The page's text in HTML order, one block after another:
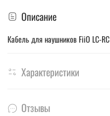
Описание
Кабель для наушников FiiO LC-RC
Характеристики
Отзывы